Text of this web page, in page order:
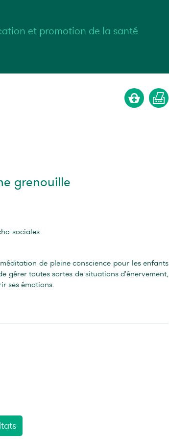
et promotion de la santé
grenouille
sociales
de pleine conscience pour les enfants
gérer toutes sortes de situations d'énervement,
ses émotions.